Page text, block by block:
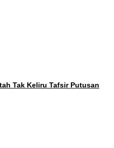
Tak Keliru Tafsir Putusan